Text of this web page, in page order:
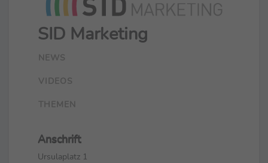
SID Marketing
NEWS
VIDEOS
THEMEN
Anschrift
Ursulaplatz 1